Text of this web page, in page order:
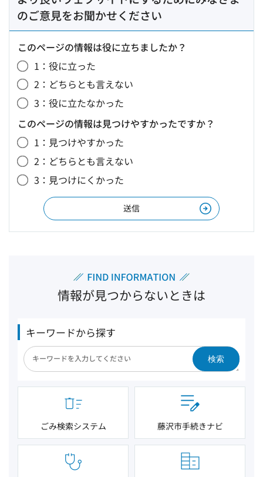
のご意見をお聞かせください
このページの情報は役に立ちましたか？
1：役に立った
2：どちらとも言えない
3：役に立たなかった
このページの情報は見つけやすかったですか？
1：見つけやすかった
2：どちらとも言えない
3：見つけにくかった
情報が見つからないときは
キーワードから探す
検索
ごみ検索システム 藤沢市手続きナビ